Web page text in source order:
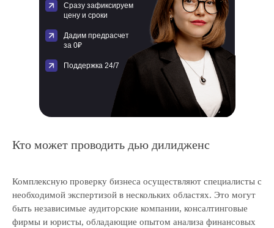
Сразу зафиксируем
цену и сроки
Дадим предрасчет
за 0₽
Поддержка 24/7
Кто может проводить дью дилидженс
Комплексную проверку бизнеса осуществляют специалисты с
необходимой экспертизой в нескольких областях. Это могут
быть независимые аудиторские компании, консалтинговые
фирмы и юристы, обладающие опытом анализа финансовых